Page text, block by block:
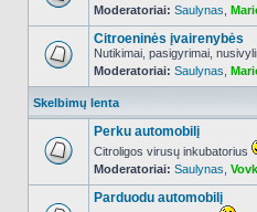
NO_UNREAD_POSTS
Moderatoriai: Saulynas
NO_UNREAD_POSTS
Citroeninės įvairenybės
Nutikimai, pasigyrimai,
Moderatoriai: Saulynas
Skelbimų lenta
NO_UNREAD_POSTS
Perku automobilį
Citroligos virusų inkubatorius
Moderatoriai: Saulynas
Parduodu automobilį